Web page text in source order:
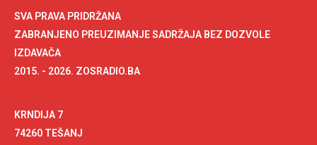
SVA PRAVA PRIDRŽANA
ZABRANJENO PREUZIMANJE SADRŽAJA BEZ DOZVOLE
IZDAVAČA
2015. - 2026. ZOSRADIO.BA
KRNDIJA 7
74260 TEŠANJ